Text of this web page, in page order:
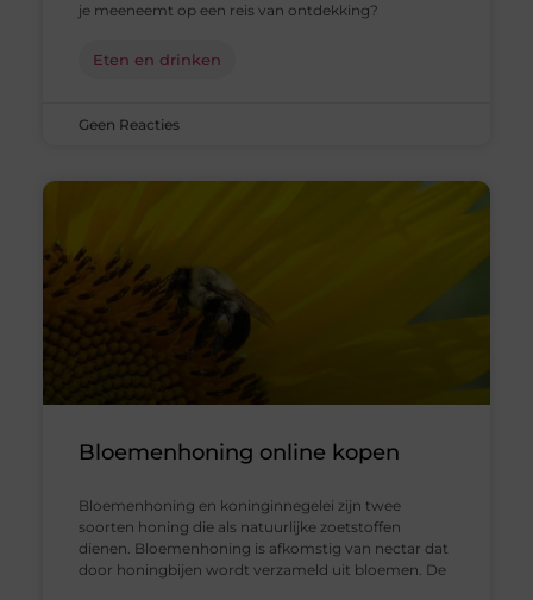
je meeneemt op een reis van ontdekking?
Eten en drinken
Geen Reacties
Bloemenhoning online kopen
Bloemenhoning en koninginnegelei zijn twee
soorten honing die als natuurlijke zoetstoffen
dienen. Bloemenhoning is afkomstig van nectar dat
door honingbijen wordt verzameld uit bloemen. De